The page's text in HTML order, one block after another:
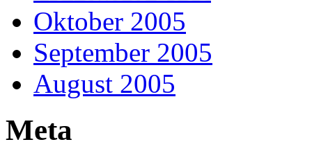
Oktober 2005
September 2005
August 2005
Meta